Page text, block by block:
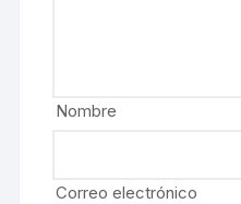
Nombre
Correo electrónico